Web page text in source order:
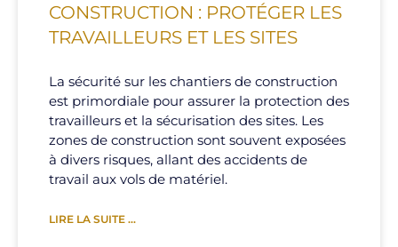
CONSTRUCTION : PROTÉGER LES
TRAVAILLEURS ET LES SITES
La sécurité sur les chantiers de construction
est primordiale pour assurer la protection des
travailleurs et la sécurisation des sites. Les
zones de construction sont souvent exposées
à divers risques, allant des accidents de
travail aux vols de matériel.
LIRE LA SUITE ...